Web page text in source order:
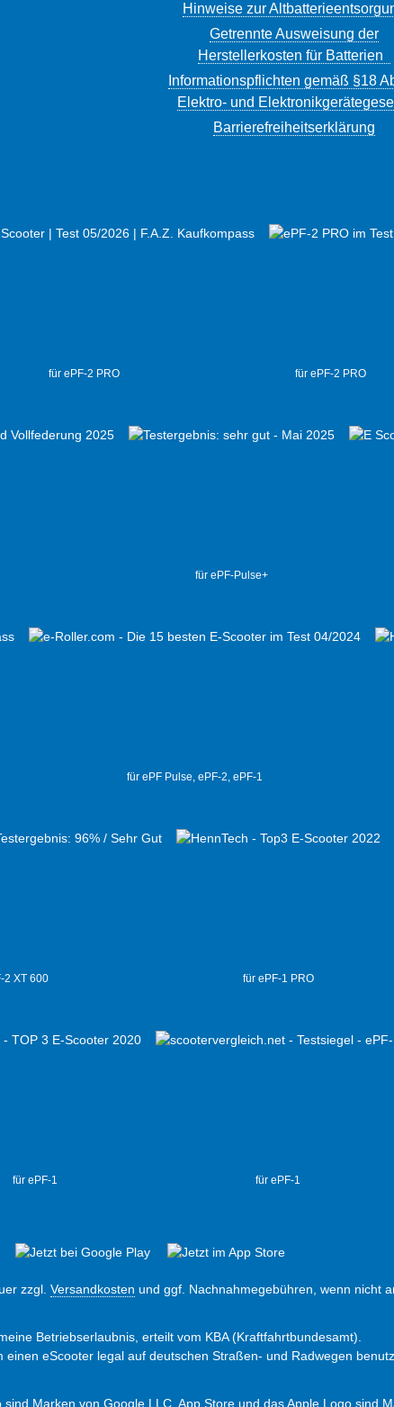
Hinweise zur
Getrennte Ausweisung der
Herstellerkosten für Batterien
Informationspflichten gemäß §18
Elektro- und
Barrierefreiheitserklärung
für ePF-2 PRO für ePF-2 PRO
für ePF-Pulse+
für ePF Pulse, ePF-2, ePF-1
2 XT 600 für ePF-1 PRO
für ePF-1 für ePF-1
zzgl. Versandkosten und ggf. Nachnahmegebühren, wenn nicht
Betriebserlaubnis, erteilt vom KBA (Kraftfahrtbundesamt).
einen eScooter legal auf deutschen Straßen- und Radwegen
Marken von Google LLC. App Store und das Apple Logo sind